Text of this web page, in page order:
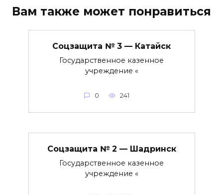
Вам также может понравиться
Соцзащита № 3 — Катайск
Государственное казенное
учреждение «
0 241
Соцзащита № 2 — Шадринск
Государственное казенное
учреждение «